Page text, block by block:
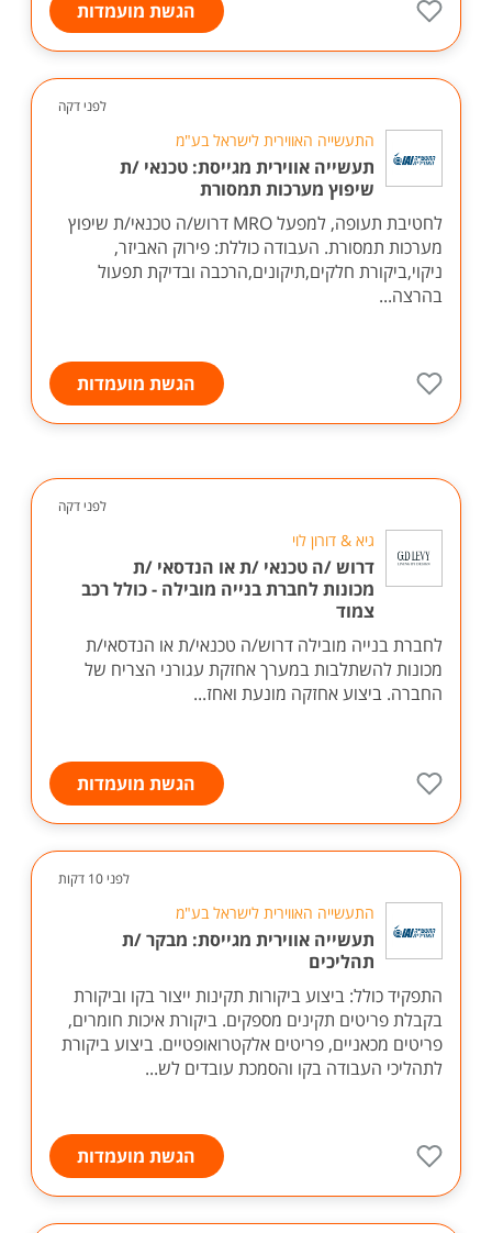
הגשת מועמדות
לפני דקה
התעשייה האווירית לישראל בע"מ
תעשייה אווירית מגייסת: טכנאי /ת
שיפוץ מערכות תמסורת
לחטיבת תעופה, למפעל MRO דרוש/ה טכנאי/ת שיפוץ
מערכות תמסורת. העבודה כוללת: פירוק האביזר,
ניקוי,ביקורת חלקים,תיקונים,הרכבה ובדיקת תפעול
בהרצה...
הגשת מועמדות
לפני דקה
גיא & דורון לוי
דרוש /ה טכנאי /ת או הנדסאי /ת
מכונות לחברת בנייה מובילה - כולל רכב
צמוד
לחברת בנייה מובילה דרוש/ה טכנאי/ת או הנדסאי/ת
מכונות להשתלבות במערך אחזקת עגורני הצריח של
החברה. ביצוע אחזקה מונעת ואחז...
הגשת מועמדות
לפני 10 דקות
התעשייה האווירית לישראל בע"מ
תעשייה אווירית מגייסת: מבקר /ת
תהליכים
התפקיד כולל: ביצוע ביקורות תקינות ייצור בקו וביקורת
בקבלת פריטים תקינים מספקים. ביקורת איכות חומרים,
פריטים מכאניים, פריטים אלקטרואופטיים. ביצוע ביקורת
לתהליכי העבודה בקו והסמכת עובדים לש...
הגשת מועמדות